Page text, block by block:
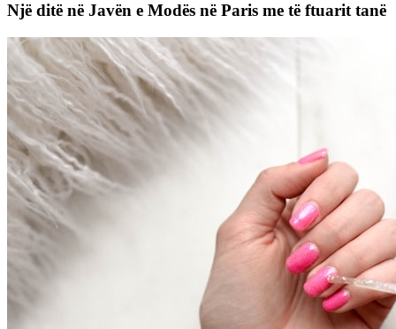
Një ditë në Javën e Modës në Paris me të ftuarit tanë